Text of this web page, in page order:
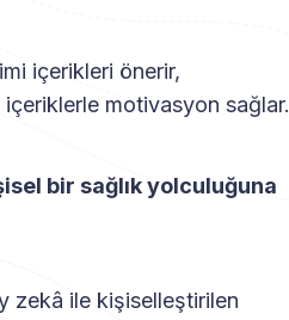
içerikleri önerir,
içeriklerle motivasyon sağlar.
bir sağlık yolculuğuna
zekâ ile kişiselleştirilen